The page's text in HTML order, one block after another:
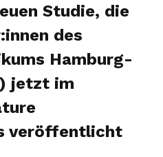
Studie, die
des
Hamburg-
jetzt im
veröffentlicht